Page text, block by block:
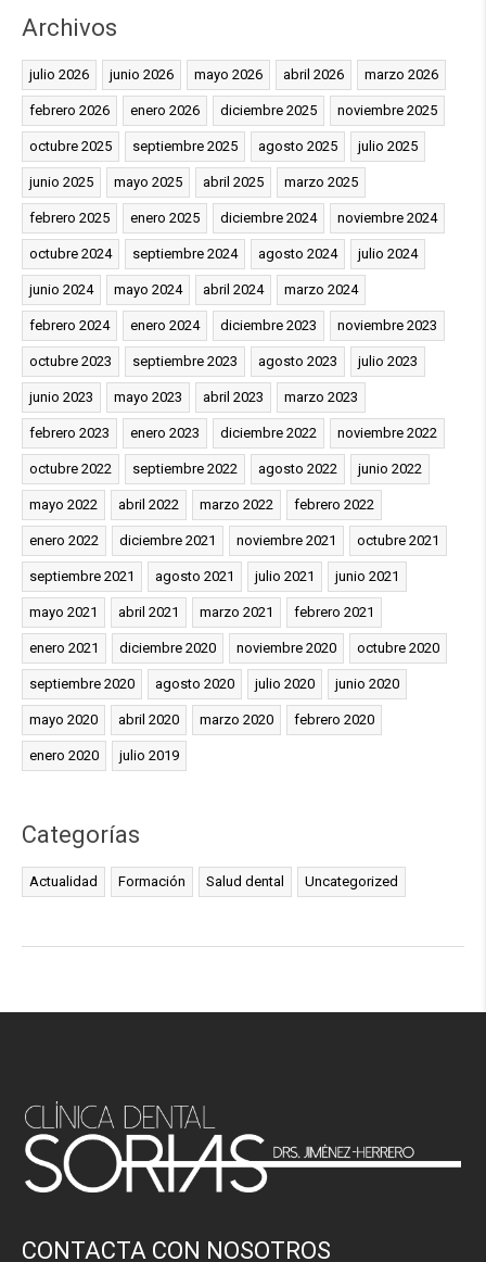
Archivos
julio 2026 junio 2026 mayo 2026 abril 2026 marzo 2026
febrero 2026 enero 2026 diciembre 2025 noviembre 2025
octubre 2025 septiembre 2025 agosto 2025 julio 2025
junio 2025 mayo 2025 abril 2025 marzo 2025
febrero 2025 enero 2025 diciembre 2024 noviembre 2024
octubre 2024 septiembre 2024 agosto 2024 julio 2024
junio 2024 mayo 2024 abril 2024 marzo 2024
febrero 2024 enero 2024 diciembre 2023 noviembre 2023
octubre 2023 septiembre 2023 agosto 2023 julio 2023
junio 2023 mayo 2023 abril 2023 marzo 2023
febrero 2023 enero 2023 diciembre 2022 noviembre 2022
octubre 2022 septiembre 2022 agosto 2022 junio 2022
mayo 2022 abril 2022 marzo 2022 febrero 2022
enero 2022 diciembre 2021 noviembre 2021 octubre 2021
septiembre 2021 agosto 2021 julio 2021 junio 2021
mayo 2021 abril 2021 marzo 2021 febrero 2021
enero 2021 diciembre 2020 noviembre 2020 octubre 2020
septiembre 2020 agosto 2020 julio 2020 junio 2020
mayo 2020 abril 2020 marzo 2020 febrero 2020
enero 2020 julio 2019
Categorías
Actualidad Formación Salud dental Uncategorized
CONTACTA CON NOSOTROS